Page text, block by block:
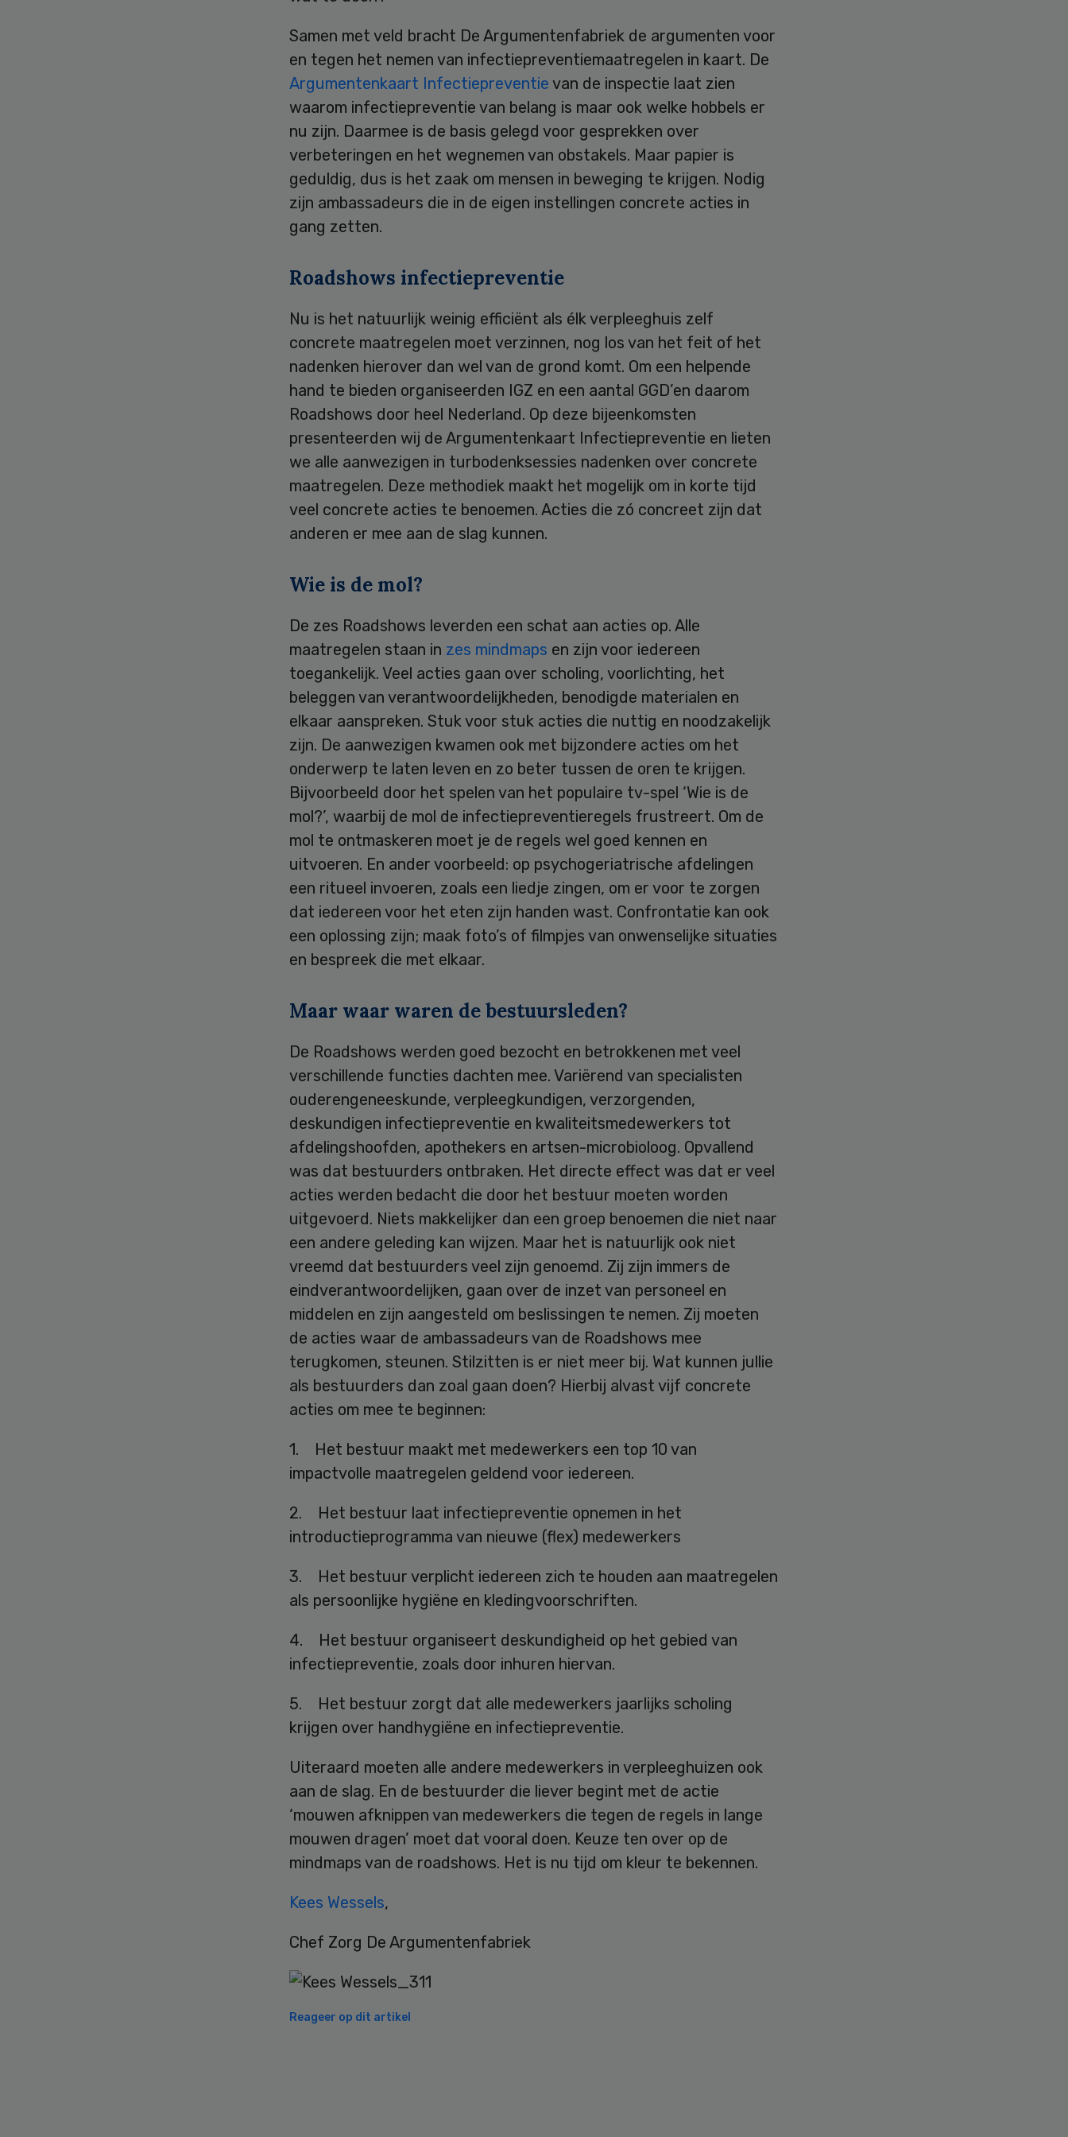
Samen met veld bracht De Argumentenfabriek de argumenten voor
en tegen het nemen van infectiepreventiemaatregelen in kaart. De
Argumentenkaart Infectiepreventie van de inspectie laat zien
waarom infectiepreventie van belang is maar ook welke hobbels er
nu zijn. Daarmee is de basis gelegd voor gesprekken over
verbeteringen en het wegnemen van obstakels. Maar papier is
geduldig, dus is het zaak om mensen in beweging te krijgen. Nodig
zijn ambassadeurs die in de eigen instellingen concrete acties in
gang zetten.
Roadshows infectiepreventie
Nu is het natuurlijk weinig efficiënt als élk verpleeghuis zelf
concrete maatregelen moet verzinnen, nog los van het feit of het
nadenken hierover dan wel van de grond komt. Om een helpende
hand te bieden organiseerden IGZ en een aantal GGD’en daarom
Roadshows door heel Nederland. Op deze bijeenkomsten
presenteerden wij de Argumentenkaart Infectiepreventie en lieten
we alle aanwezigen in turbodenksessies nadenken over concrete
maatregelen. Deze methodiek maakt het mogelijk om in korte tijd
veel concrete acties te benoemen. Acties die zó concreet zijn dat
anderen er mee aan de slag kunnen.
Wie is de mol?
De zes Roadshows leverden een schat aan acties op. Alle
maatregelen staan in zes mindmaps en zijn voor iedereen
toegankelijk. Veel acties gaan over scholing, voorlichting, het
beleggen van verantwoordelijkheden, benodigde materialen en
elkaar aanspreken. Stuk voor stuk acties die nuttig en noodzakelijk
zijn. De aanwezigen kwamen ook met bijzondere acties om het
onderwerp te laten leven en zo beter tussen de oren te krijgen.
Bijvoorbeeld door het spelen van het populaire tv-spel ‘Wie is de
mol?’, waarbij de mol de infectiepreventieregels frustreert. Om de
mol te ontmaskeren moet je de regels wel goed kennen en
uitvoeren. En ander voorbeeld: op psychogeriatrische afdelingen
een ritueel invoeren, zoals een liedje zingen, om er voor te zorgen
dat iedereen voor het eten zijn handen wast. Confrontatie kan ook
een oplossing zijn; maak foto’s of filmpjes van onwenselijke situaties
en bespreek die met elkaar.
Maar waar waren de bestuursleden?
De Roadshows werden goed bezocht en betrokkenen met veel
verschillende functies dachten mee. Variërend van specialisten
ouderengeneeskunde, verpleegkundigen, verzorgenden,
deskundigen infectiepreventie en kwaliteitsmedewerkers tot
afdelingshoofden, apothekers en artsen-microbioloog. Opvallend
was dat bestuurders ontbraken. Het directe effect was dat er veel
acties werden bedacht die door het bestuur moeten worden
uitgevoerd. Niets makkelijker dan een groep benoemen die niet naar
een andere geleding kan wijzen. Maar het is natuurlijk ook niet
vreemd dat bestuurders veel zijn genoemd. Zij zijn immers de
eindverantwoordelijken, gaan over de inzet van personeel en
middelen en zijn aangesteld om beslissingen te nemen. Zij moeten
de acties waar de ambassadeurs van de Roadshows mee
terugkomen, steunen. Stilzitten is er niet meer bij. Wat kunnen jullie
als bestuurders dan zoal gaan doen? Hierbij alvast vijf concrete
acties om mee te beginnen:
1. Het bestuur maakt met medewerkers een top 10 van
impactvolle maatregelen geldend voor iedereen.
2. Het bestuur laat infectiepreventie opnemen in het
introductieprogramma van nieuwe (flex) medewerkers
3. Het bestuur verplicht iedereen zich te houden aan maatregelen
als persoonlijke hygiëne en kledingvoorschriften.
4. Het bestuur organiseert deskundigheid op het gebied van
infectiepreventie, zoals door inhuren hiervan.
5. Het bestuur zorgt dat alle medewerkers jaarlijks scholing
krijgen over handhygiëne en infectiepreventie.
Uiteraard moeten alle andere medewerkers in verpleeghuizen ook
aan de slag. En de bestuurder die liever begint met de actie
‘mouwen afknippen van medewerkers die tegen de regels in lange
mouwen dragen’ moet dat vooral doen. Keuze ten over op de
mindmaps van de roadshows. Het is nu tijd om kleur te bekennen.
Kees Wessels,
Chef Zorg De Argumentenfabriek
Reageer op dit artikel